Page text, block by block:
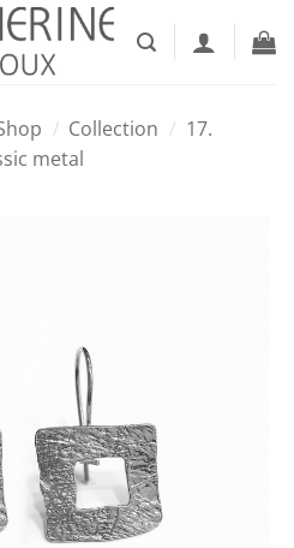
/ Collection / 17.
metal